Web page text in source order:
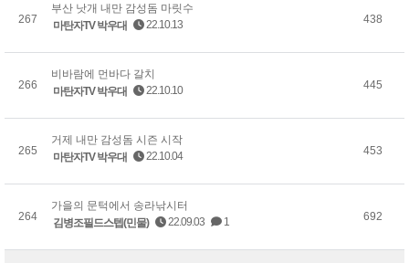
267
부산 낫개 내만 감성돔 마릿수
마탄자TV 박우대
22.10.13 438
266
비바람에 먼바다 갈치
마탄자TV 박우대
22.10.10 445
265
거제 내만 감성돔 시즌 시작
마탄자TV 박우대
22.10.04 453
264
가을의 문턱에서 송라낚시터
김병조필드스텝(민물)
22.09.03 1 692